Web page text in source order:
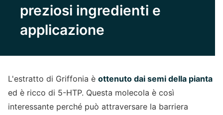
preziosi ingredienti e
applicazione
L'estratto di Griffonia è ottenuto dai semi della pianta
ed è ricco di 5-HTP. Questa molecola è così
interessante perché può attraversare la barriera